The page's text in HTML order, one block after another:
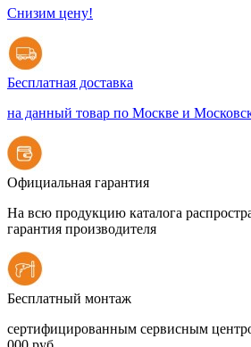
Снизим цену!
Бесплатная доставка
на данный товар по Москве и
Официальная гарантия
На всю продукцию каталога
гарантия производителя
Бесплатный монтаж
сертифицированным сервисным